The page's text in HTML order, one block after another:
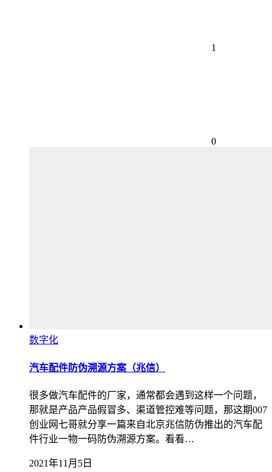
1
0
数字化
汽车配件防伪溯源方案（兆信）
很多做汽车配件的厂家，通常都会遇到这样一个问题，
那就是产品产品假冒多、渠道管控难等问题，那这期007
创业网七哥就分享一篇来自北京兆信防伪推出的汽车配
件行业一物一码防伪溯源方案。看看…
2021年11月5日